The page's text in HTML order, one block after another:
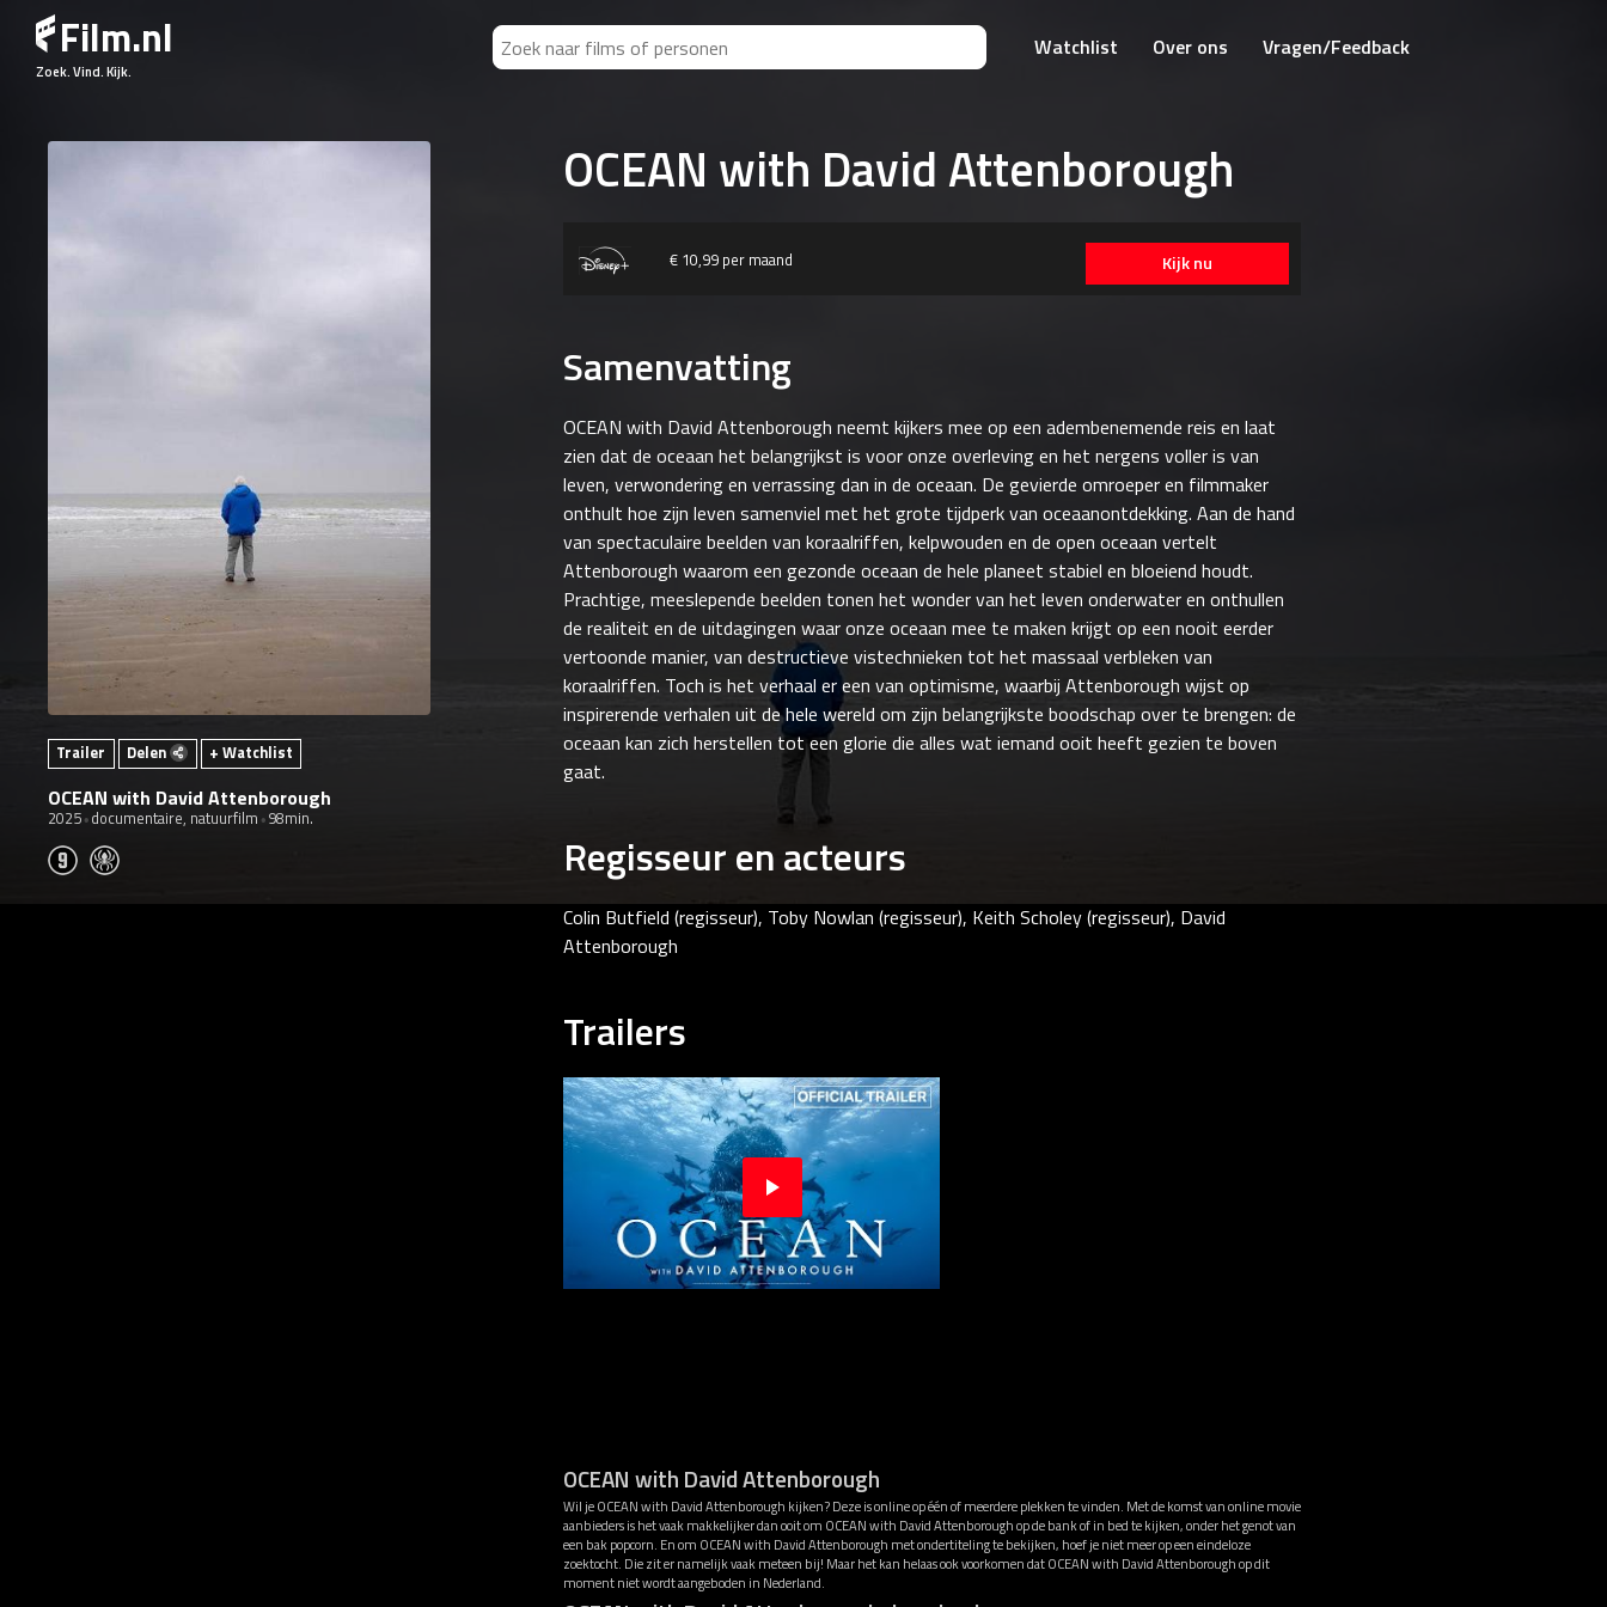
Film.nl
Zoek. Vind. Kijk.
Watchlist Over ons Vragen/Feedback
Trailer Delen + Watchlist
OCEAN with David Attenborough
2025 documentaire, natuurfilm 98min.
OCEAN with David Attenborough
Kijk nu
€ 10,99 per maand
Samenvatting
OCEAN with David Attenborough neemt kijkers mee op een adembenemende reis en laat
zien dat de oceaan het belangrijkst is voor onze overleving en het nergens voller is van
leven, verwondering en verrassing dan in de oceaan. De gevierde omroeper en filmmaker
onthult hoe zijn leven samenviel met het grote tijdperk van oceaanontdekking. Aan de hand
van spectaculaire beelden van koraalriffen, kelpwouden en de open oceaan vertelt
Attenborough waarom een gezonde oceaan de hele planeet stabiel en bloeiend houdt.
Prachtige, meeslepende beelden tonen het wonder van het leven onderwater en onthullen
de realiteit en de uitdagingen waar onze oceaan mee te maken krijgt op een nooit eerder
vertoonde manier, van destructieve vistechnieken tot het massaal verbleken van
koraalriffen. Toch is het verhaal er een van optimisme, waarbij Attenborough wijst op
inspirerende verhalen uit de hele wereld om zijn belangrijkste boodschap over te brengen: de
oceaan kan zich herstellen tot een glorie die alles wat iemand ooit heeft gezien te boven
gaat.
Regisseur en acteurs
Colin Butfield (regisseur), Toby Nowlan (regisseur), Keith Scholey (regisseur), David
Attenborough
Trailers
OCEAN with David Attenborough
Wil je OCEAN with David Attenborough kijken? Deze is online op één of meerdere plekken te vinden. Met de komst van online movie
aanbieders is het vaak makkelijker dan ooit om OCEAN with David Attenborough op de bank of in bed te kijken, onder het genot van
een bak popcorn. En om OCEAN with David Attenborough met ondertiteling te bekijken, hoef je niet meer op een eindeloze
zoektocht. Die zit er namelijk vaak meteen bij! Maar het kan helaas ook voorkomen dat OCEAN with David Attenborough op dit
moment niet wordt aangeboden in Nederland.